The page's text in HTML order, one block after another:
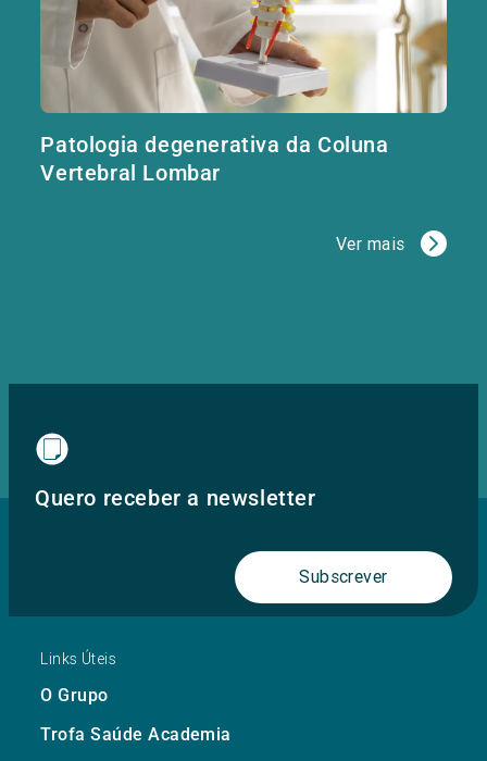
Patologia degenerativa da Coluna
Vertebral Lombar
Ver mais
Quero receber a newsletter
Subscrever
Links Úteis
O Grupo
Trofa Saúde Academia